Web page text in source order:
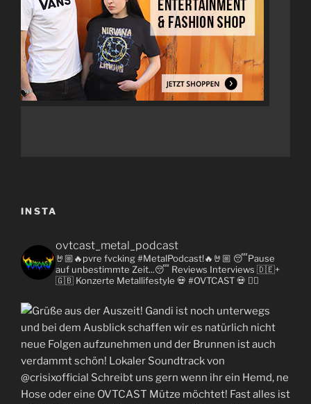
INSTA
ovtcast_metal_podcast
🤘🏼🔥pvre fvcking #MetalPodcast!🔥🤘🏼 😴Pause
auf unbestimmte Zeit...😴 Reviews Interviews 🇩🇪+
🇬🇧 Konzerte Metallifestyle 💀 #OVTCAST 💀 👇🏼